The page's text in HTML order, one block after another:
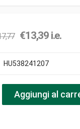
€13,39 i.e.
HU538241207
l45 pezzi
Aggiungi al